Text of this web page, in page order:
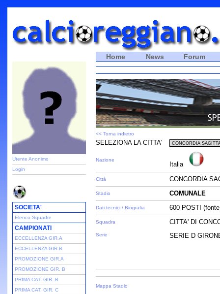
Utente Anonimo
Login
SOCIETA'
Elenco Squadre
CAMPIONATI
ECCELLENZA GIR.A
ECCELLENZA GIR.B
PROMOZIONE GIR.A
PROMOZIONE GIR. B
PRIMA CAT. GIR. B
PRIMA CAT. GIR. C
Home News Forum
<< Torna indietro
SELEZIONA LA CITTA'
Nazione
Italia
Città CONCORDIA
Stadio COMUNALE
Dati tecnici / Biografia 600 POSTI
Squadra
Serie
CITTA' DI
SERIE D
Mappa Stadio